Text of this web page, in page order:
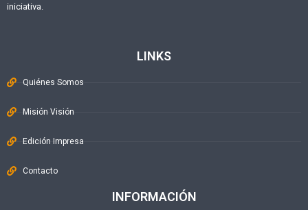
iniciativa.
LINKS
Quiénes Somos
Misión Visión
Edición Impresa
Contacto
INFORMACIÓN